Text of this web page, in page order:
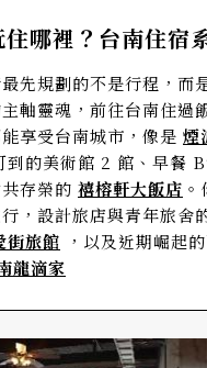
哪裡？台南住宿
先規劃的不是行程，而
軸靈魂，前往台南住過
享受台南城市，像是 煙
到的美術館 2 館、早餐
存榮的 禧榕軒大飯店
，設計旅店與青年旅舍
街旅館 ，以及近期崛起
龍滴家